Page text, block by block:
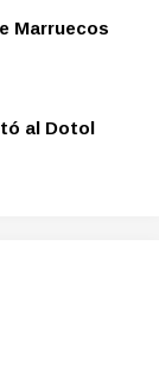
Marruecos
al Dotol